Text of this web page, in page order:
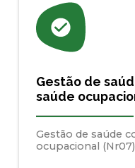
Gestão de
saúde
Gestão de saúde
ocupacional